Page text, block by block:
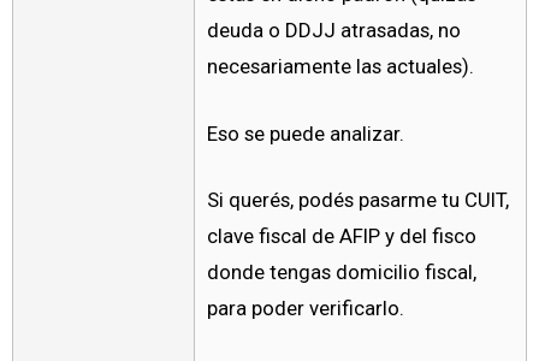
deuda o DDJJ atrasadas, no
necesariamente las actuales).
Eso se puede analizar.
Si querés, podés pasarme tu CUIT,
clave fiscal de AFIP y del fisco
donde tengas domicilio fiscal,
para poder verificarlo.